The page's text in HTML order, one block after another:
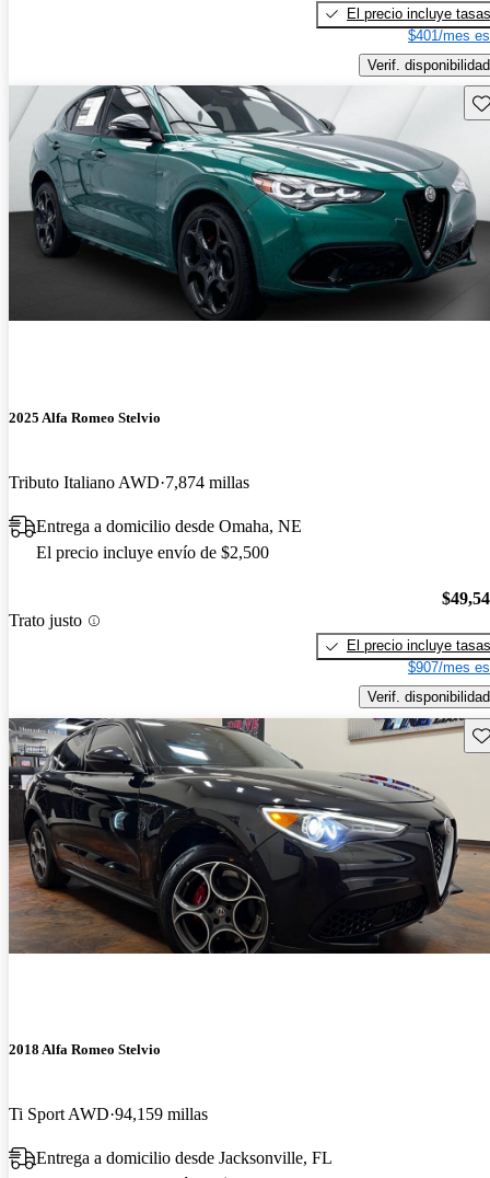
El precio incluye tasas
$401/mes
Verif. disponibilidad
2025 Alfa Romeo Stelvio
Tributo Italiano AWD 7,874 millas
Entrega a domicilio desde Omaha, NE
El precio incluye envío de $2,500
Trato justo
El precio incluye tasas
$907/mes
Verif. disponibilidad
2018 Alfa Romeo Stelvio
Ti Sport AWD 94,159 millas
Entrega a domicilio desde Jacksonville, FL